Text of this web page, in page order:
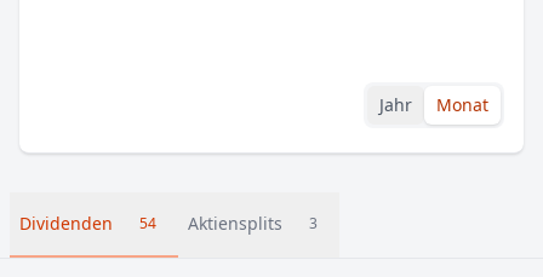
Jahr Monat
Dividenden 54 Aktiensplits 3